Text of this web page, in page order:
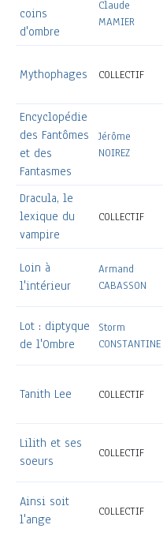
coins
d'ombre
Claude
MAMIER
Mythophages COLLECTIF
Encyclopédie
des Fantômes
et des
Fantasmes
Jérôme
NOIREZ
Dracula, le
lexique du
vampire
COLLECTIF
Loin à
l'intérieur
Armand
CABASSON
Lot : diptyque
de l'Ombre
Storm
CONSTANTINE
Tanith Lee COLLECTIF
Lilith et ses
soeurs
COLLECTIF
Ainsi soit
l'ange
COLLECTIF